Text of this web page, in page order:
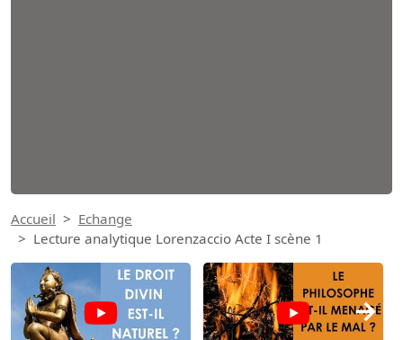
Accueil
Echange
Lecture analytique Lorenzaccio Acte I scène 1
→